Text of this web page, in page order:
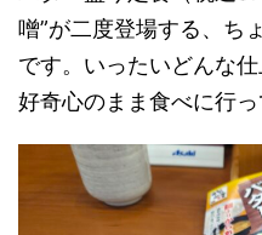
噌”が二度登場する、ち
です。いったいどんな
好奇心のまま食べに行っ